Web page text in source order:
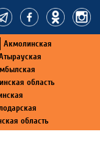
Акмолинская
область
область